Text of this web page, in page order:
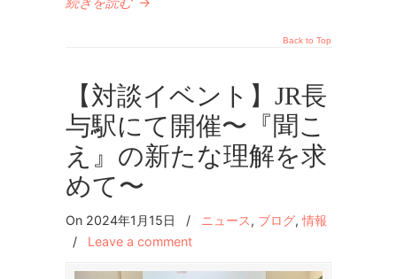
Back to Top
【対談イベント】JR長
与駅にて開催〜『聞こ
え』の新たな理解を求
めて〜
On 2024年1月15日 / ニュース, ブログ,情報
/ Leave a comment